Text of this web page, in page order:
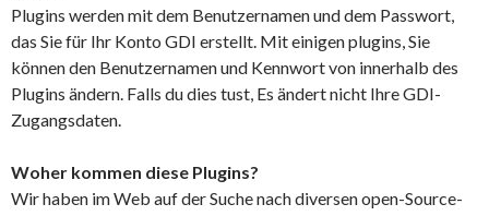
Plugins werden mit dem Benutzernamen und dem Passwort,
das Sie für Ihr Konto GDI erstellt. Mit einigen plugins, Sie
können den Benutzernamen und Kennwort von innerhalb des
Plugins ändern. Falls du dies tust, Es ändert nicht Ihre GDI-
Zugangsdaten.
Woher kommen diese Plugins?
Wir haben im Web auf der Suche nach diversen open-Source-